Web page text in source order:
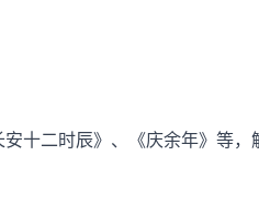
十二时辰》、《庆余年》等